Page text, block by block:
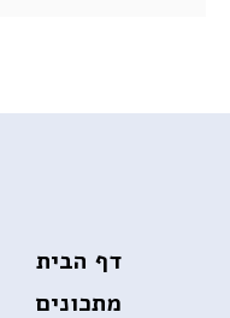
דף הבית
מתכונים